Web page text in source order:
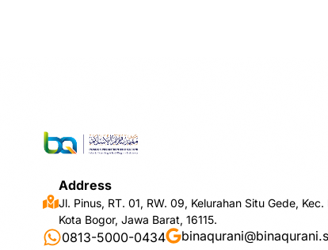
Address
Jl. Pinus, RT. 01, RW. 09, Kelurahan Situ Gede,
Kota Bogor, Jawa Barat, 16115.
0813-5000-0434